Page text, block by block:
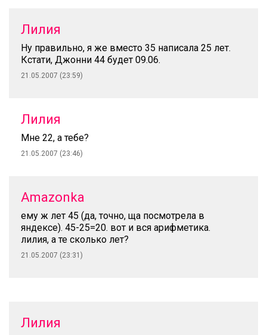
Лилия
Ну правильно, я же вместо 35 написала 25 лет.
Кстати, Джонни 44 будет 09.06.
21.05.2007 (23:59)
Лилия
Мне 22, а тебе?
21.05.2007 (23:46)
Amazonka
ему ж лет 45 (да, точно, ща посмотрела в
яндексе). 45-25=20. вот и вся арифметика.
лилия, а те сколько лет?
21.05.2007 (23:31)
Лилия